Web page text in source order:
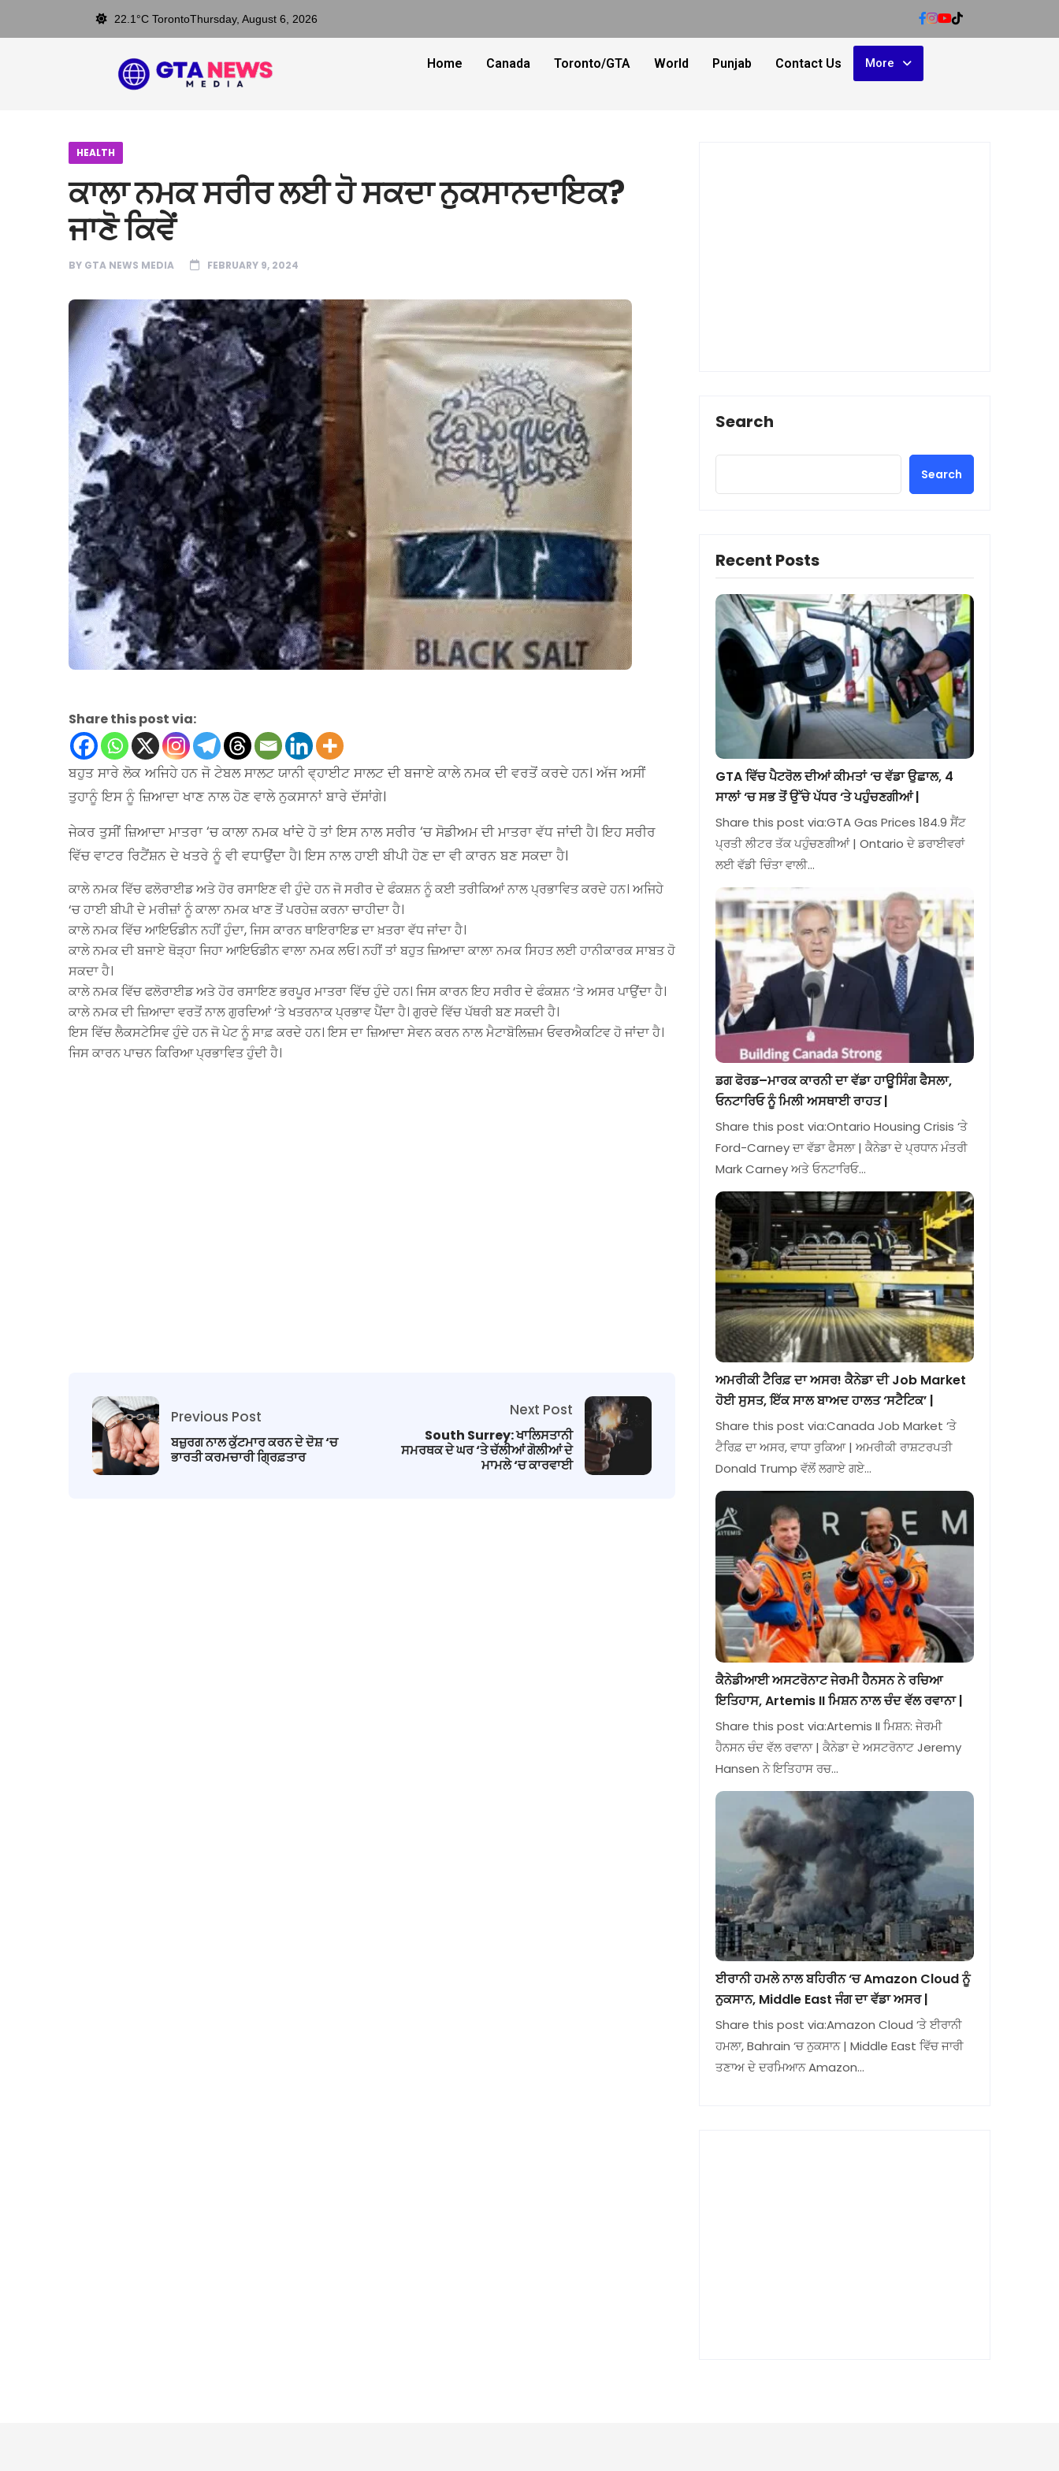
22.1°C TorontoThursday, August 6, 2026
Home Canada Toronto/GTA World Punjab Contact Us More
HEALTH
ਕਾਲਾ ਨਮਕ ਸਰੀਰ ਲਈ ਹੋ ਸਕਦਾ ਨੁਕਸਾਨਦਾਇਕ?
ਜਾਣੋ ਕਿਵੇਂ
BY GTA NEWS MEDIA FEBRUARY 9, 2024
Share this post via:
ਬਹੁਤ ਸਾਰੇ ਲੋਕ ਅਜਿਹੇ ਹਨ ਜੋ ਟੇਬਲ ਸਾਲਟ ਯਾਨੀ ਵ੍ਹਾਈਟ ਸਾਲਟ ਦੀ ਬਜਾਏ ਕਾਲੇ ਨਮਕ ਦੀ ਵਰਤੋਂ ਕਰਦੇ ਹਨ। ਅੱਜ ਅਸੀਂ
ਤੁਹਾਨੂੰ ਇਸ ਨੂੰ ਜ਼ਿਆਦਾ ਖਾਣ ਨਾਲ ਹੋਣ ਵਾਲੇ ਨੁਕਸਾਨਾਂ ਬਾਰੇ ਦੱਸਾਂਗੇ।
ਜੇਕਰ ਤੁਸੀਂ ਜ਼ਿਆਦਾ ਮਾਤਰਾ ‘ਚ ਕਾਲਾ ਨਮਕ ਖਾਂਦੇ ਹੋ ਤਾਂ ਇਸ ਨਾਲ ਸਰੀਰ ‘ਚ ਸੋਡੀਅਮ ਦੀ ਮਾਤਰਾ ਵੱਧ ਜਾਂਦੀ ਹੈ। ਇਹ ਸਰੀਰ
ਵਿੱਚ ਵਾਟਰ ਰਿਟੈਂਸ਼ਨ ਦੇ ਖਤਰੇ ਨੂੰ ਵੀ ਵਧਾਉਂਦਾ ਹੈ। ਇਸ ਨਾਲ ਹਾਈ ਬੀਪੀ ਹੋਣ ਦਾ ਵੀ ਕਾਰਨ ਬਣ ਸਕਦਾ ਹੈ।
ਕਾਲੇ ਨਮਕ ਵਿੱਚ ਫਲੋਰਾਈਡ ਅਤੇ ਹੋਰ ਰਸਾਇਣ ਵੀ ਹੁੰਦੇ ਹਨ ਜੋ ਸਰੀਰ ਦੇ ਫੰਕਸ਼ਨ ਨੂੰ ਕਈ ਤਰੀਕਿਆਂ ਨਾਲ ਪ੍ਰਭਾਵਿਤ ਕਰਦੇ ਹਨ। ਅਜਿਹੇ
‘ਚ ਹਾਈ ਬੀਪੀ ਦੇ ਮਰੀਜ਼ਾਂ ਨੂੰ ਕਾਲਾ ਨਮਕ ਖਾਣ ਤੋਂ ਪਰਹੇਜ਼ ਕਰਨਾ ਚਾਹੀਦਾ ਹੈ।
ਕਾਲੇ ਨਮਕ ਵਿੱਚ ਆਇਓਡੀਨ ਨਹੀਂ ਹੁੰਦਾ, ਜਿਸ ਕਾਰਨ ਥਾਇਰਾਇਡ ਦਾ ਖ਼ਤਰਾ ਵੱਧ ਜਾਂਦਾ ਹੈ।
ਕਾਲੇ ਨਮਕ ਦੀ ਬਜਾਏ ਥੋੜ੍ਹਾ ਜਿਹਾ ਆਇਓਡੀਨ ਵਾਲਾ ਨਮਕ ਲਓ। ਨਹੀਂ ਤਾਂ ਬਹੁਤ ਜ਼ਿਆਦਾ ਕਾਲਾ ਨਮਕ ਸਿਹਤ ਲਈ ਹਾਨੀਕਾਰਕ ਸਾਬਤ ਹੋ
ਸਕਦਾ ਹੈ।
ਕਾਲੇ ਨਮਕ ਵਿੱਚ ਫਲੋਰਾਈਡ ਅਤੇ ਹੋਰ ਰਸਾਇਣ ਭਰਪੂਰ ਮਾਤਰਾ ਵਿੱਚ ਹੁੰਦੇ ਹਨ। ਜਿਸ ਕਾਰਨ ਇਹ ਸਰੀਰ ਦੇ ਫੰਕਸ਼ਨ ‘ਤੇ ਅਸਰ ਪਾਉਂਦਾ ਹੈ।
ਕਾਲੇ ਨਮਕ ਦੀ ਜ਼ਿਆਦਾ ਵਰਤੋਂ ਨਾਲ ਗੁਰਦਿਆਂ ‘ਤੇ ਖਤਰਨਾਕ ਪ੍ਰਭਾਵ ਪੈਂਦਾ ਹੈ। ਗੁਰਦੇ ਵਿੱਚ ਪੱਥਰੀ ਬਣ ਸਕਦੀ ਹੈ।
ਇਸ ਵਿੱਚ ਲੈਕਸਟੇਸਿਵ ਹੁੰਦੇ ਹਨ ਜੋ ਪੇਟ ਨੂੰ ਸਾਫ਼ ਕਰਦੇ ਹਨ। ਇਸ ਦਾ ਜ਼ਿਆਦਾ ਸੇਵਨ ਕਰਨ ਨਾਲ ਮੈਟਾਬੋਲਿਜ਼ਮ ਓਵਰਐਕਟਿਵ ਹੋ ਜਾਂਦਾ ਹੈ।
ਜਿਸ ਕਾਰਨ ਪਾਚਨ ਕਿਰਿਆ ਪ੍ਰਭਾਵਿਤ ਹੁੰਦੀ ਹੈ।
Previous Post
ਬਜ਼ੁਰਗ ਨਾਲ ਕੁੱਟਮਾਰ ਕਰਨ ਦੇ ਦੋਸ਼ ‘ਚ
ਭਾਰਤੀ ਕਰਮਚਾਰੀ ਗ੍ਰਿਫ਼ਤਾਰ
Next Post
South Surrey: ਖਾਲਿਸਤਾਨੀ
ਸਮਰਥਕ ਦੇ ਘਰ ‘ਤੇ ਚੱਲੀਆਂ ਗੋਲੀਆਂ ਦੇ
ਮਾਮਲੇ ‘ਚ ਕਾਰਵਾਈ
Search
Search
Recent Posts
GTA ਵਿੱਚ ਪੈਟਰੋਲ ਦੀਆਂ ਕੀਮਤਾਂ ‘ਚ ਵੱਡਾ ਉਛਾਲ, 4
ਸਾਲਾਂ ‘ਚ ਸਭ ਤੋਂ ਉੱਚੇ ਪੱਧਰ ‘ਤੇ ਪਹੁੰਚਣਗੀਆਂ |
Share this post via:GTA Gas Prices 184.9 ਸੈਂਟ
ਪ੍ਰਤੀ ਲੀਟਰ ਤੱਕ ਪਹੁੰਚਣਗੀਆਂ | Ontario ਦੇ ਡਰਾਈਵਰਾਂ
ਲਈ ਵੱਡੀ ਚਿੰਤਾ ਵਾਲੀ…
ਡਗ ਫੋਰਡ–ਮਾਰਕ ਕਾਰਨੀ ਦਾ ਵੱਡਾ ਹਾਊਸਿੰਗ ਫੈਸਲਾ,
ਓਨਟਾਰਿਓ ਨੂੰ ਮਿਲੀ ਅਸਥਾਈ ਰਾਹਤ |
Share this post via:Ontario Housing Crisis ‘ਤੇ
Ford-Carney ਦਾ ਵੱਡਾ ਫੈਸਲਾ | ਕੈਨੇਡਾ ਦੇ ਪ੍ਰਧਾਨ ਮੰਤਰੀ
Mark Carney ਅਤੇ ਓਨਟਾਰਿਓ…
ਅਮਰੀਕੀ ਟੈਰਿਫ਼ ਦਾ ਅਸਰ! ਕੈਨੇਡਾ ਦੀ Job Market
ਹੋਈ ਸੁਸਤ, ਇੱਕ ਸਾਲ ਬਾਅਦ ਹਾਲਤ ‘ਸਟੈਟਿਕ’ |
Share this post via:Canada Job Market ‘ਤੇ
ਟੈਰਿਫ਼ ਦਾ ਅਸਰ, ਵਾਧਾ ਰੁਕਿਆ | ਅਮਰੀਕੀ ਰਾਸ਼ਟਰਪਤੀ
Donald Trump ਵੱਲੋਂ ਲਗਾਏ ਗਏ…
ਕੈਨੇਡੀਆਈ ਅਸਟਰੋਨਾਟ ਜੇਰਮੀ ਹੈਨਸਨ ਨੇ ਰਚਿਆ
ਇਤਿਹਾਸ, Artemis II ਮਿਸ਼ਨ ਨਾਲ ਚੰਦ ਵੱਲ ਰਵਾਨਾ |
Share this post via:Artemis II ਮਿਸ਼ਨ: ਜੇਰਮੀ
ਹੈਨਸਨ ਚੰਦ ਵੱਲ ਰਵਾਨਾ | ਕੈਨੇਡਾ ਦੇ ਅਸਟਰੋਨਾਟ Jeremy
Hansen ਨੇ ਇਤਿਹਾਸ ਰਚ…
ਈਰਾਨੀ ਹਮਲੇ ਨਾਲ ਬਹਿਰੀਨ ‘ਚ Amazon Cloud ਨੂੰ
ਨੁਕਸਾਨ, Middle East ਜੰਗ ਦਾ ਵੱਡਾ ਅਸਰ |
Share this post via:Amazon Cloud ‘ਤੇ ਈਰਾਨੀ
ਹਮਲਾ, Bahrain ‘ਚ ਨੁਕਸਾਨ | Middle East ਵਿੱਚ ਜਾਰੀ
ਤਣਾਅ ਦੇ ਦਰਮਿਆਨ Amazon…